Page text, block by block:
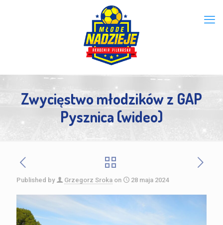
Zwycięstwo młodzików z GAP
Pysznica (wideo)
Published by Grzegorz Sroka on 28 maja 2024